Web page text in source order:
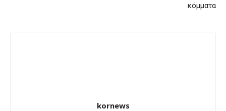
κόμματα
kornews